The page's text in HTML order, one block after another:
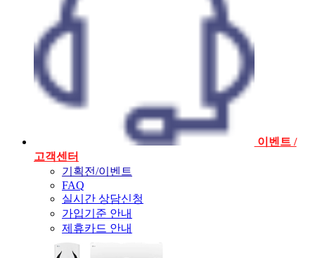
이벤트 /
고객센터
기획전/이벤트
FAQ
실시간 상담신청
가입기준 안내
제휴카드 안내